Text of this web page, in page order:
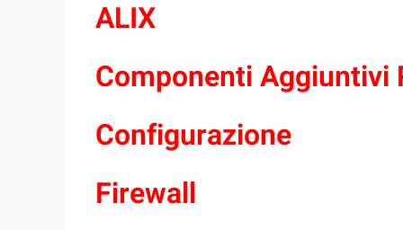
ALIX
Componenti Aggiuntivi
Configurazione
Firewall